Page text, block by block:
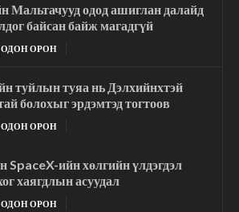
Мальтачууд одод ашиглан далайд
байсан байж магадгүй
ОДОН ОРОН
туйлын туяа нь Дэлхийнхтэй
болохыг эрдэмтэд тогтоов
ОДОН ОРОН
SpaceX-ийн хөлгийн үлдэгдэл
хаягдлын асуудал
ОДОН ОРОН